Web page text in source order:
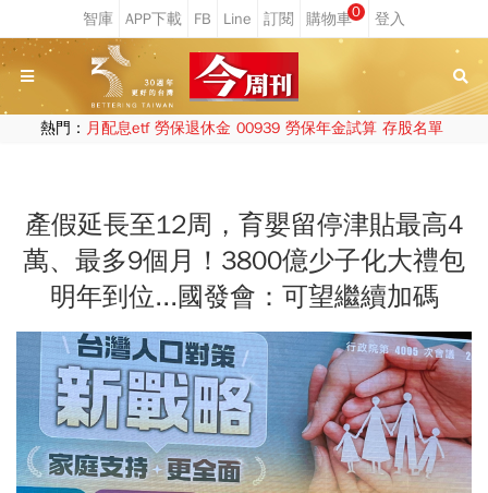
0
熱門： 月配息etf 勞保退休金 00939 勞保年金試算 存股名單
產假延長至12周，育嬰留停津貼最高4
萬、最多9個月！3800億少子化大禮包
明年到位...國發會：可望繼續加碼